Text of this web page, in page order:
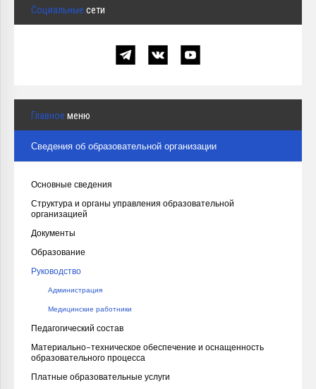
Социальные сети
Главное меню
Сведения об образовательной организации
Основные сведения
Структура и органы управления образовательной
организацией
Документы
Образование
Руководство
Администрация
Медицинские работники
Педагогический состав
Материально-техническое обеспечение и оснащенность
образовательного процесса
Платные образовательные услуги